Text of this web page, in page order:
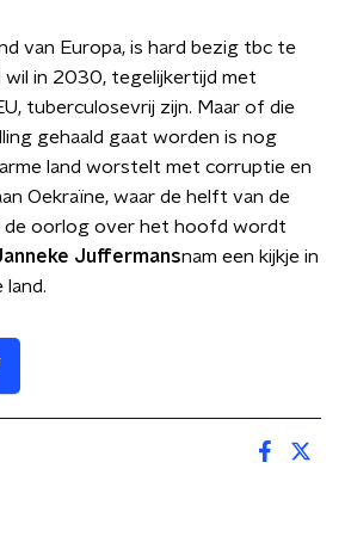
van Europa, is hard bezig tbc te
wil in 2030, tegelijkertijd met
tuberculosevrij zijn. Maar of die
gehaald gaat worden is nog
land worstelt met corruptie en
Oekraïne, waar de helft van de
oorlog over het hoofd wordt
Juffermansnam een kijkje in